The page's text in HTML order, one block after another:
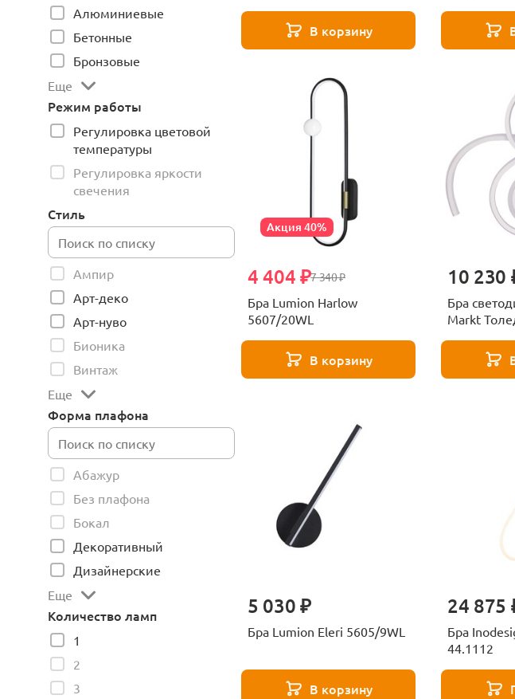
Алюминиевые
Бетонные
Бронзовые
Еще
Режим работы
Регулировка цветовой
температуры
Регулировка яркости
свечения
Стиль
Ампир
Арт-деко
Арт-нуво
Бионика
Винтаж
Еще
Форма плафона
Абажур
Без плафона
Бокал
Декоративный
Дизайнерские
Еще
Количество ламп
1
2
3
В корзину
Акция 40%
7 340 ₽
4 404 ₽
Бра Lumion Harlow
5607/20WL
В корзину
10 230
Бра
Markt
5 030 ₽
Бра Lumion Eleri 5605/9WL
В корзину
24 875
Бра
44.1112